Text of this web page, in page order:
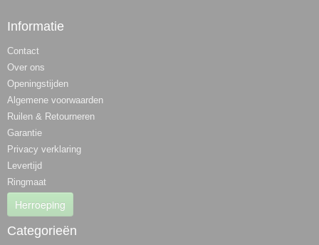
Informatie
Contact
Over ons
Openingstijden
Algemene voorwaarden
Ruilen & Retourneren
Garantie
Privacy verklaring
Levertijd
Ringmaat
Herroeping
Categorieën